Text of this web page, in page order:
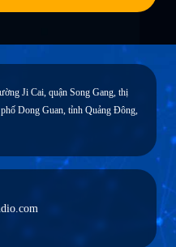
Ji Cai, quận Song Gang, thị
Dong Guan, tỉnh Quảng Đông,